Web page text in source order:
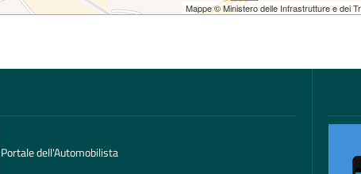
Mappe © Ministero delle Infrastrutture e dei
Portale dell'Automobilista